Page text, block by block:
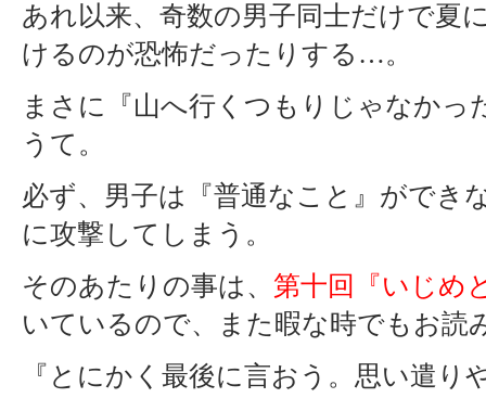
あれ以来、奇数の男子同士だけで夏
けるのが恐怖だったりする…。
まさに『山へ行くつもりじゃなか
うて。
必ず、男子は『普通なこと』ができ
に攻撃してしまう。
そのあたりの事は、 第十回『いじめ
いているので、また暇な時でもお読
『とにかく最後に言おう。思い遣り